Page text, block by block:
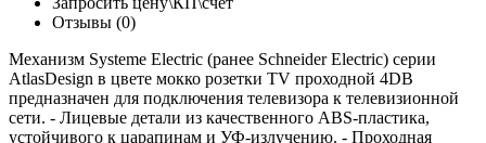
Отзывы (0)
Механизм Systeme Electric (ранее Schneider Electric) серии
AtlasDesign в цвете мокко розетки TV проходной 4DB
предназначен для подключения телевизора к телевизионной
сети. - Лицевые детали из качественного ABS-пластика,
устойчивого к царапинам и УФ-излучению. - Проходная